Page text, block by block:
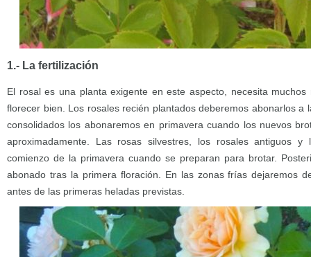
1.- La fertilización
El rosal es una planta exigente en este aspecto, necesita
florecer bien. Los rosales recién plantados deberemos abonarlos a
consolidados los abonaremos en primavera cuando los nuevos
aproximadamente. Las rosas silvestres, los rosales antiguos
comienzo de la primavera cuando se preparan para brotar.
abonado tras la primera floración. En las zonas frías dejaremos
antes de las primeras heladas previstas.